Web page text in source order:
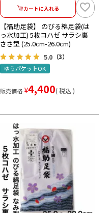
カートに入れる
【福助足袋】 のびる綿足袋(は
っ水加工) 5枚コハゼ サラシ裏
ささ型 (25.0cm-26.0cm)
5.0 （3）
ゆうパケットOK
販売価格 ¥4,400 税込